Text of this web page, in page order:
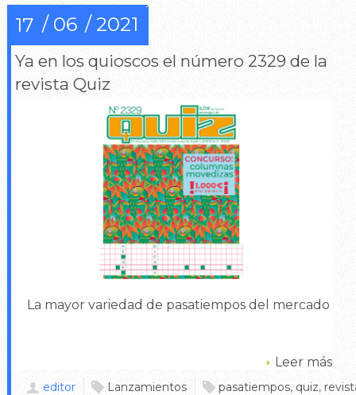
0
17 06 2021
Ya en los quioscos el número 2329 de la
revista Quiz
La mayor variedad de pasatiempos del mercado
Leer más
editor Lanzamientos pasatiempos, quiz,